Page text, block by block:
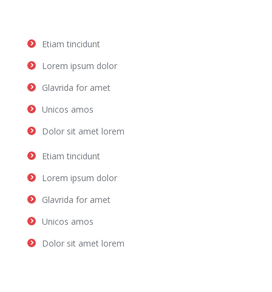
Etiam tincidunt
Lorem ipsum dolor
Glavrida for amet
Unicos amos
Dolor sit amet lorem
Etiam tincidunt
Lorem ipsum dolor
Glavrida for amet
Unicos amos
Dolor sit amet lorem